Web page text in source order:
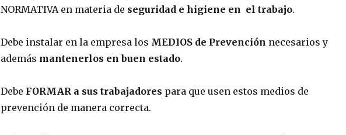
NORMATIVA en materia de seguridad e higiene en el trabajo.
Debe instalar en la empresa los MEDIOS de Prevención necesarios y
además mantenerlos en buen estado.
Debe FORMARa sus trabajadores para que usen estos medios de
prevención de manera correcta.